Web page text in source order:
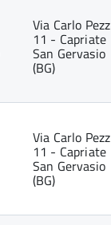
Via Carlo
11 - Capriate
San Gervasio
(BG)
Via Carlo
11 - Capriate
San Gervasio
(BG)